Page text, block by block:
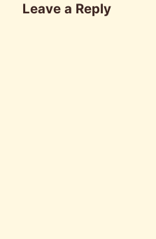
Leave a Reply